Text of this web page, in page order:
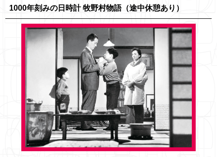
1000年刻みの日時計 牧野村物語（途中休憩あり）